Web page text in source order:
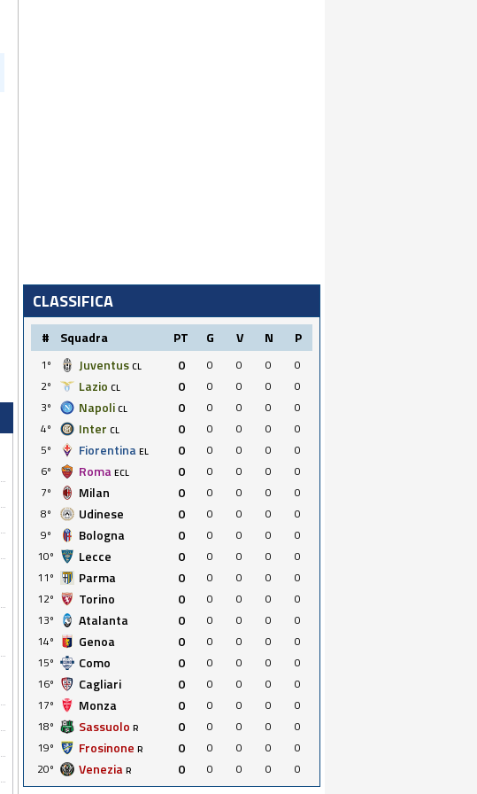
CLASSIFICA
# Squadra PT G V N P
1º Juventus CL 0 0 0 0
0
2º
Lazio CL 0 0 0 0
0
3º
Napoli CL 0 0 0 0
0
4º
Inter CL 0 0 0 0
0
5º
Fiorentina EL 0 0 0 0
0
6º
Roma ECL 0 0 0 0
0
7º
Milan 0 0 0 0
0
8º
Udinese 0 0 0 0
0
9º
Bologna 0 0 0 0
0
10º
Lecce 0 0 0 0
0
11º
Parma 0 0 0 0
0
12º
Torino 0 0 0 0
0
13º
Atalanta 0 0 0 0
0
14º
Genoa 0 0 0 0
0
15º
Como 0 0 0 0
0
16º
Cagliari 0 0 0 0
0
17º
Monza 0 0 0 0
0
18º
Sassuolo R 0 0 0 0
0
19º
Frosinone R 0 0 0 0
0
20º
Venezia R 0 0 0 0 0